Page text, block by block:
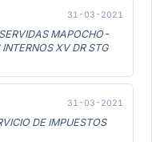
31-03-2021
MAPOCHO-
XV DR STG
31-03-2021
DE IMPUESTOS